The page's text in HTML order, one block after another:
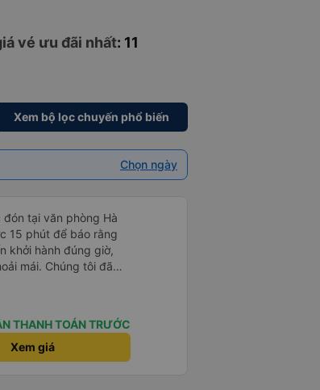
vé ưu đãi nhất: 11
Xem bộ lọc chuyến phổ biến
Chọn ngày
tại văn phòng Hà
15 phút để báo rằng
khởi hành đúng giờ,
mái. Chúng tôi đã
tuyến, tài xế đã trả
THANH TOÁN TRƯỚC
Xem giá